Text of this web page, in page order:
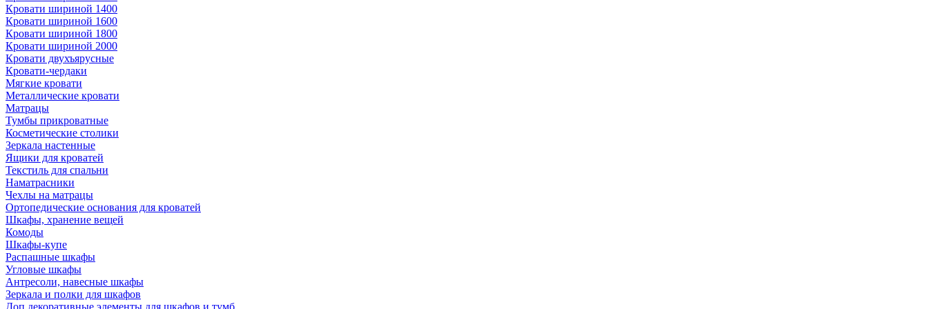
Кровати шириной 1400
Кровати шириной 1600
Кровати шириной 1800
Кровати шириной 2000
Кровати двухъярусные
Кровати-чердаки
Мягкие кровати
Металлические кровати
Матрацы
Тумбы прикроватные
Косметические столики
Зеркала настенные
Ящики для кроватей
Текстиль для спальни
Наматрасники
Чехлы на матрацы
Ортопедические основания для кроватей
Шкафы, хранение вещей
Комоды
Шкафы-купе
Распашные шкафы
Угловые шкафы
Антресоли, навесные шкафы
Зеркала и полки для шкафов
Доп.декоративные элементы для шкафов и тумб